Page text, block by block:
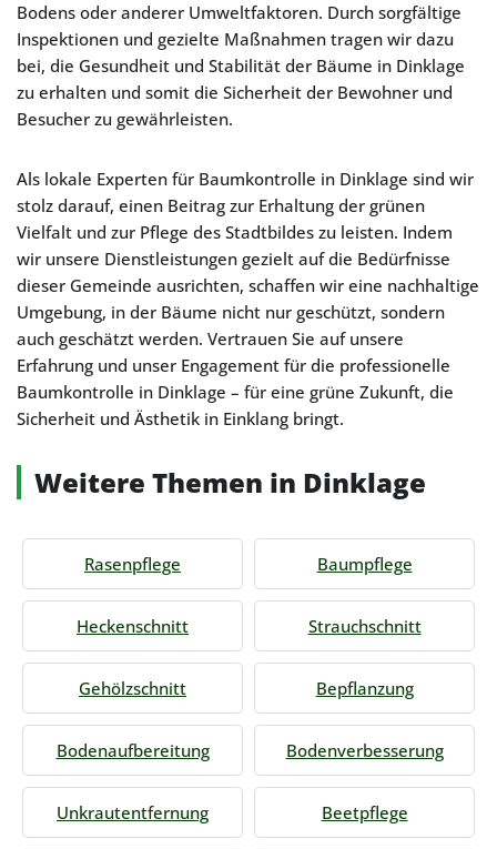
Bodens oder anderer Umweltfaktoren. Durch sorgfältige
Inspektionen und gezielte Maßnahmen tragen wir dazu
bei, die Gesundheit und Stabilität der Bäume in Dinklage
zu erhalten und somit die Sicherheit der Bewohner und
Besucher zu gewährleisten.
Als lokale Experten für Baumkontrolle in Dinklage sind wir
stolz darauf, einen Beitrag zur Erhaltung der grünen
Vielfalt und zur Pflege des Stadtbildes zu leisten. Indem
wir unsere Dienstleistungen gezielt auf die Bedürfnisse
dieser Gemeinde ausrichten, schaffen wir eine nachhaltige
Umgebung, in der Bäume nicht nur geschützt, sondern
auch geschätzt werden. Vertrauen Sie auf unsere
Erfahrung und unser Engagement für die professionelle
Baumkontrolle in Dinklage – für eine grüne Zukunft, die
Sicherheit und Ästhetik in Einklang bringt.
Weitere Themen in Dinklage
Rasenpflege Baumpflege
Heckenschnitt Strauchschnitt
Gehölzschnitt Bepflanzung
Bodenaufbereitung Bodenverbesserung
Unkrautentfernung Beetpflege